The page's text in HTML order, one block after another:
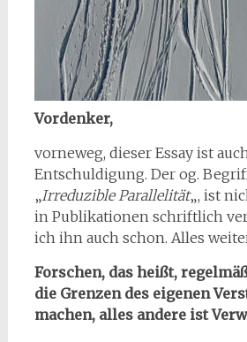
Vordenker,
vorneweg, dieser Essay ist
Entschuldigung. Der og.
„Irreduzible Parallelität„, ist
in Publikationen schriftlich
ich ihn auch schon. Alles
Forschen, das heißt,
die Grenzen des eigenen
machen, alles andere ist